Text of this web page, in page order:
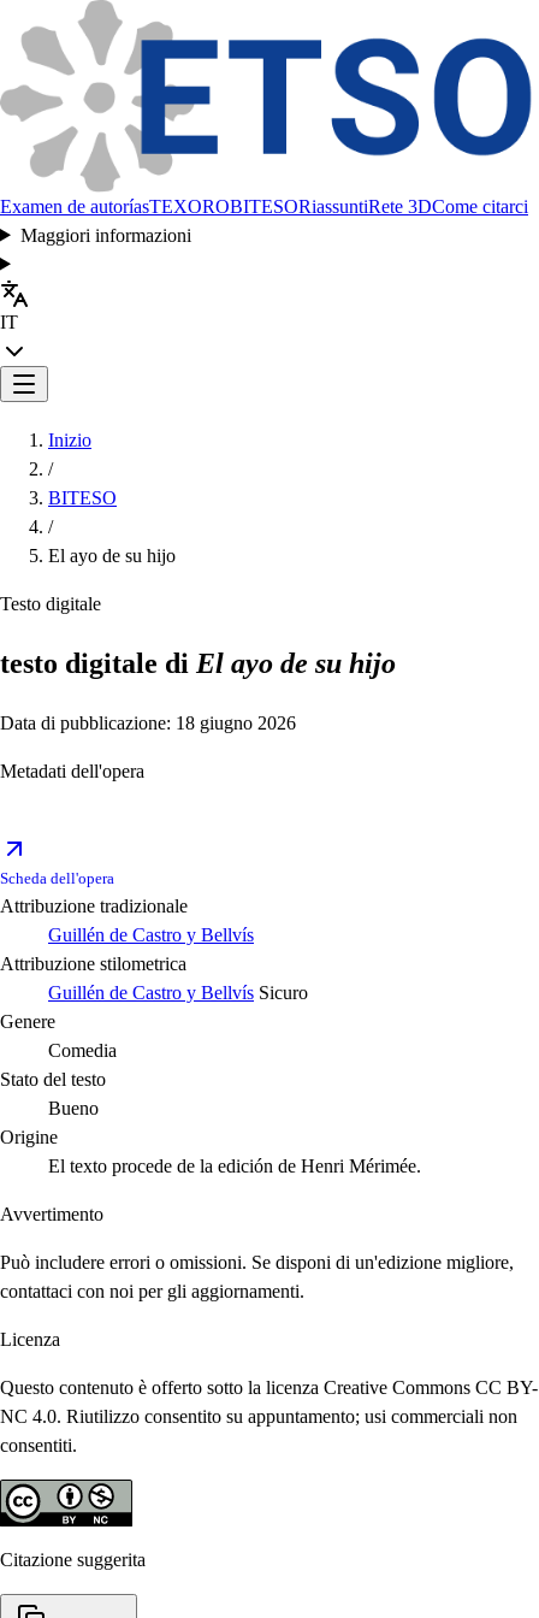
Examen de autoríasTEXOROBITESORiassuntiRete 3DCome citarci
Maggiori informazioni
IT
Inizio
/
BITESO
/
El ayo de su hijo
Testo digitale
testo digitale di El ayo de su hijo
Data di pubblicazione: 18 giugno 2026
Metadati dell'opera
Scheda dell'opera
Attribuzione tradizionale
Guillén de Castro y Bellvís
Attribuzione stilometrica
Guillén de Castro y Bellvís Sicuro
Genere
Comedia
Stato del testo
Bueno
Origine
El texto procede de la edición de Henri Mérimée.
Avvertimento
Può includere errori o omissioni. Se disponi di un'edizione migliore,
contattaci con noi per gli aggiornamenti.
Licenza
Questo contenuto è offerto sotto la licenza Creative Commons CC BY-
NC 4.0. Riutilizzo consentito su appuntamento; usi commerciali non
consentiti.
Citazione suggerita